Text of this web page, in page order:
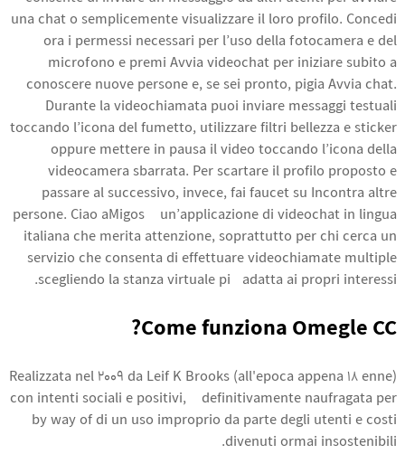
una chat o semplicemente visualizzare il loro profilo. Concedi
ora i permessi necessari per l’uso della fotocamera e del
microfono e premi Avvia videochat per iniziare subito a
conoscere nuove persone e, se sei pronto, pigia Avvia chat.
Durante la videochiamata puoi inviare messaggi testuali
toccando l’icona del fumetto, utilizzare filtri bellezza e sticker
oppure mettere in pausa il video toccando l’icona della
videocamera sbarrata. Per scartare il profilo proposto e
passare al successivo, invece, fai faucet su Incontra altre
persone. Ciao aMigos è un’applicazione di videochat in lingua
italiana che merita attenzione, soprattutto per chi cerca un
servizio che consenta di effettuare videochiamate multiple
scegliendo la stanza virtuale più adatta ai propri interessi.
Come funziona Omegle CC?
Realizzata nel 2009 da Leif K Brooks (all'epoca appena 18 enne)
con intenti sociali e positivi, è definitivamente naufragata per
by way of di un uso improprio da parte degli utenti e costi
divenuti ormai insostenibili.